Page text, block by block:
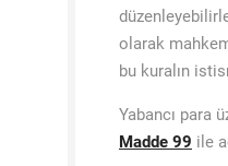
olarak
bu kuralın
Yabancı para
Madde 99 ile